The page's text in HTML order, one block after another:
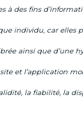
des fins
individu, car
ainsi que d’une
et l’application
la fiabilité, la